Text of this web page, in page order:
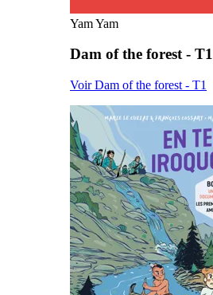
Yam Yam
Dam of the forest - T1
Voir Dam of the forest - T1